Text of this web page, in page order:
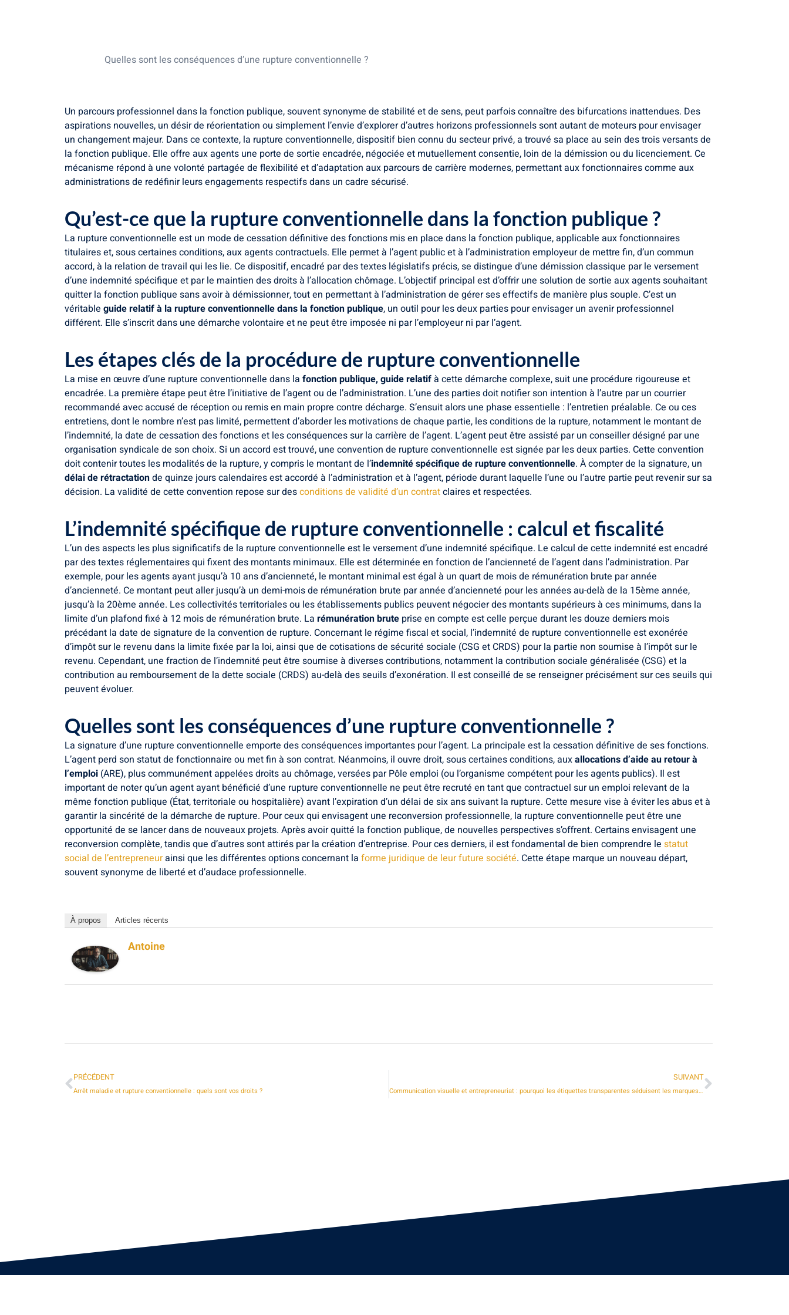
Quelles sont les conséquences d’une rupture conventionnelle ?
Un parcours professionnel dans la fonction publique, souvent synonyme de stabilité et de sens, peut parfois connaître des bifurcations inattendues. Des
aspirations nouvelles, un désir de réorientation ou simplement l’envie d’explorer d’autres horizons professionnels sont autant de moteurs pour envisager
un changement majeur. Dans ce contexte, la rupture conventionnelle, dispositif bien connu du secteur privé, a trouvé sa place au sein des trois versants de
la fonction publique. Elle offre aux agents une porte de sortie encadrée, négociée et mutuellement consentie, loin de la démission ou du licenciement. Ce
mécanisme répond à une volonté partagée de flexibilité et d’adaptation aux parcours de carrière modernes, permettant aux fonctionnaires comme aux
administrations de redéfinir leurs engagements respectifs dans un cadre sécurisé.
Qu’est-ce que la rupture conventionnelle dans la fonction publique ?
La rupture conventionnelle est un mode de cessation définitive des fonctions mis en place dans la fonction publique, applicable aux fonctionnaires
titulaires et, sous certaines conditions, aux agents contractuels. Elle permet à l’agent public et à l’administration employeur de mettre fin, d’un commun
accord, à la relation de travail qui les lie. Ce dispositif, encadré par des textes législatifs précis, se distingue d’une démission classique par le versement
d’une indemnité spécifique et par le maintien des droits à l’allocation chômage. L’objectif principal est d’offrir une solution de sortie aux agents souhaitant
quitter la fonction publique sans avoir à démissionner, tout en permettant à l’administration de gérer ses effectifs de manière plus souple. C’est un
véritable guide relatif à la rupture conventionnelle dans la fonction publique, un outil pour les deux parties pour envisager un avenir professionnel
différent. Elle s’inscrit dans une démarche volontaire et ne peut être imposée ni par l’employeur ni par l’agent.
Les étapes clés de la procédure de rupture conventionnelle
La mise en œuvre d’une rupture conventionnelle dans la fonction publique, guide relatifà cette démarche complexe, suit une procédure rigoureuse et
encadrée. La première étape peut être l’initiative de l’agent ou de l’administration. L’une des parties doit notifier son intention à l’autre par un courrier
recommandé avec accusé de réception ou remis en main propre contre décharge. S’ensuit alors une phase essentielle : l’entretien préalable. Ce ou ces
entretiens, dont le nombre n’est pas limité, permettent d’aborder les motivations de chaque partie, les conditions de la rupture, notamment le montant de
l’indemnité, la date de cessation des fonctions et les conséquences sur la carrière de l’agent. L’agent peut être assisté par un conseiller désigné par une
organisation syndicale de son choix. Si un accord est trouvé, une convention de rupture conventionnelle est signée par les deux parties. Cette convention
doit contenir toutes les modalités de la rupture, y compris le montant de l’indemnité spécifique de rupture conventionnelle. À compter de la signature, un
délai de rétractationde quinze jours calendaires est accordé à l’administration et à l’agent, période durant laquelle l’une ou l’autre partie peut revenir sur sa
décision. La validité de cette convention repose sur desconditions de validité d’un contratclaires et respectées.
L’indemnité spécifique de rupture conventionnelle : calcul et fiscalité
L’un des aspects les plus significatifs de la rupture conventionnelle est le versement d’une indemnité spécifique. Le calcul de cette indemnité est encadré
par des textes réglementaires qui fixent des montants minimaux. Elle est déterminée en fonction de l’ancienneté de l’agent dans l’administration. Par
exemple, pour les agents ayant jusqu’à 10 ans d’ancienneté, le montant minimal est égal à un quart de mois de rémunération brute par année
d’ancienneté. Ce montant peut aller jusqu’à un demi-mois de rémunération brute par année d’ancienneté pour les années au-delà de la 15ème année,
jusqu’à la 20ème année. Les collectivités territoriales ou les établissements publics peuvent négocier des montants supérieurs à ces minimums, dans la
limite d’un plafond fixé à 12 mois de rémunération brute. La rémunération brute prise en compte est celle perçue durant les douze derniers mois
précédant la date de signature de la convention de rupture. Concernant le régime fiscal et social, l’indemnité de rupture conventionnelle est exonérée
d’impôt sur le revenu dans la limite fixée par la loi, ainsi que de cotisations de sécurité sociale (CSG et CRDS) pour la partie non soumise à l’impôt sur le
revenu. Cependant, une fraction de l’indemnité peut être soumise à diverses contributions, notamment la contribution sociale généralisée (CSG) et la
contribution au remboursement de la dette sociale (CRDS) au-delà des seuils d’exonération. Il est conseillé de se renseigner précisément sur ces seuils qui
peuvent évoluer.
Quelles sont les conséquences d’une rupture conventionnelle ?
La signature d’une rupture conventionnelle emporte des conséquences importantes pour l’agent. La principale est la cessation définitive de ses fonctions.
L’agent perd son statut de fonctionnaire ou met fin à son contrat. Néanmoins, il ouvre droit, sous certaines conditions, auxallocations d’aide au retour à
l’emploi (ARE), plus communément appelées droits au chômage, versées par Pôle emploi (ou l’organisme compétent pour les agents publics). Il est
important de noter qu’un agent ayant bénéficié d’une rupture conventionnelle ne peut être recruté en tant que contractuel sur un emploi relevant de la
même fonction publique (État, territoriale ou hospitalière) avant l’expiration d’un délai de six ans suivant la rupture. Cette mesure vise à éviter les abus et à
garantir la sincérité de la démarche de rupture. Pour ceux qui envisagent une reconversion professionnelle, la rupture conventionnelle peut être une
opportunité de se lancer dans de nouveaux projets. Après avoir quitté la fonction publique, de nouvelles perspectives s’offrent. Certains envisagent une
reconversion complète, tandis que d’autres sont attirés par la création d’entreprise. Pour ces derniers, il est fondamental de bien comprendre le statut
social de l’entrepreneurainsi que les différentes options concernant la forme juridique de leur future société. Cette étape marque un nouveau départ,
souvent synonyme de liberté et d’audace professionnelle.
À propos Articles récents
Antoine
PRÉCÉDENT
Arrêt maladie et rupture conventionnelle : quels sont vos droits ?
SUIVANT
Communication visuelle et entrepreneuriat : pourquoi les étiquettes transparentes séduisent les marques modernes